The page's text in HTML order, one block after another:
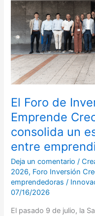
El Foro de
Emprende
consolida un
entre
Deja un comentario /
2026, Foro Inversión
emprendedoras /
07/16/2026
El pasado 9 de julio, la
Deusto
Emprende
Crecer+
CEBEK
2026
consolida
un
de
encuentro
entre
emprendimiento
e
inversión